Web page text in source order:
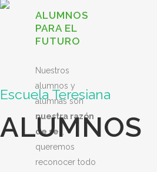
Escuela Teresiana
ALUMNOS
ALUMNOS
PARA EL
FUTURO
Nuestros
alumnos y
alumnas son
nuestra razón
de ser
queremos
reconocer todo